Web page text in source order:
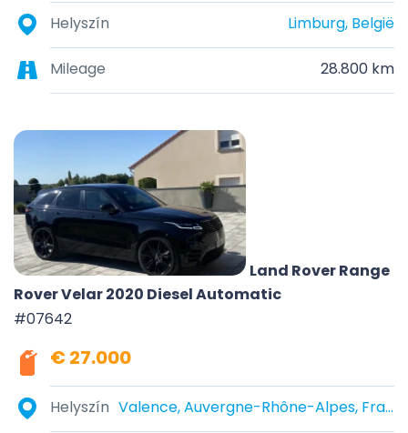
Helyszín Limburg, België
Mileage 28.800 km
Land Rover Range
Rover Velar 2020 Diesel Automatic
#07642
€ 27.000
Helyszín Valence, Auvergne-Rhône-Alpes, France